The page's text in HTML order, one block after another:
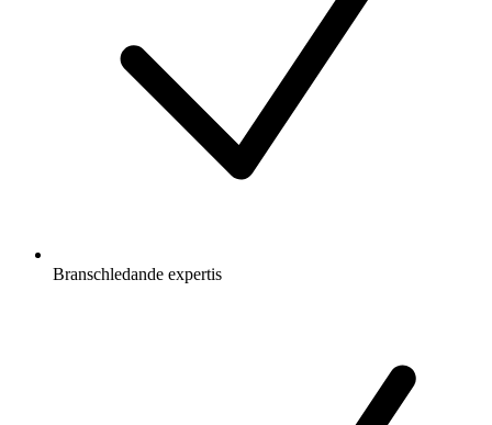
Branschledande expertis